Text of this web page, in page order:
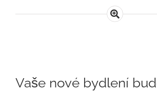
Vaše nové bydlení